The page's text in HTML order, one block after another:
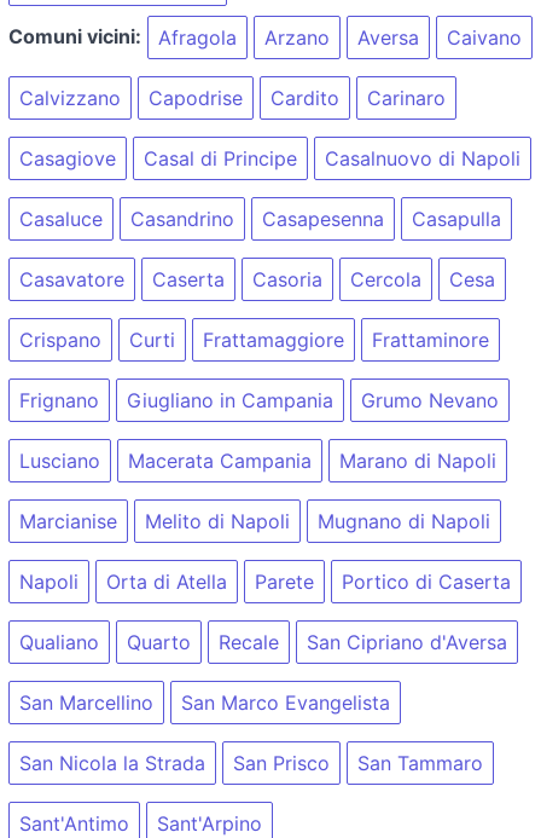
Comuni vicini: Afragola Arzano Aversa Caivano
Calvizzano Capodrise Cardito Carinaro
Casagiove Casal di Principe Casalnuovo di Napoli
Casaluce Casandrino Casapesenna Casapulla
Casavatore Caserta Casoria Cercola Cesa
Crispano Curti Frattamaggiore Frattaminore
Frignano Giugliano in Campania Grumo Nevano
Lusciano Macerata Campania Marano di Napoli
Marcianise Melito di Napoli Mugnano di Napoli
Napoli Orta di Atella Parete Portico di Caserta
Qualiano Quarto Recale San Cipriano d'Aversa
San Marcellino San Marco Evangelista
San Nicola la Strada San Prisco San Tammaro
Sant'Antimo Sant'Arpino